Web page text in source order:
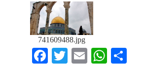
741609488.jpg
Facebook
Twitter
Email